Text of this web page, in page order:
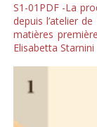
S1-01PDF -La
depuis l’atelier
matières
Elisabetta Starnini